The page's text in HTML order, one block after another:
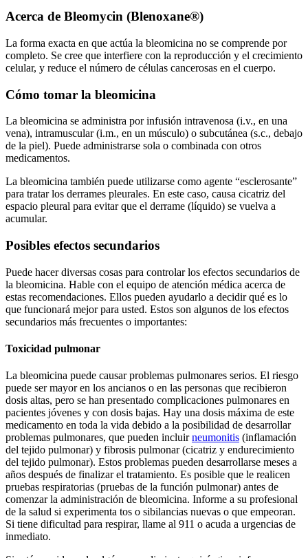
Acerca de Bleomycin (Blenoxane®)
La forma exacta en que actúa la bleomicina no se comprende por
completo. Se cree que interfiere con la reproducción y el crecimiento
celular, y reduce el número de células cancerosas en el cuerpo.
Cómo tomar la bleomicina
La bleomicina se administra por infusión intravenosa (i.v., en una
vena), intramuscular (i.m., en un músculo) o subcutánea (s.c., debajo
de la piel). Puede administrarse sola o combinada con otros
medicamentos.
La bleomicina también puede utilizarse como agente “esclerosante”
para tratar los derrames pleurales. En este caso, causa cicatriz del
espacio pleural para evitar que el derrame (líquido) se vuelva a
acumular.
Posibles efectos secundarios
Puede hacer diversas cosas para controlar los efectos secundarios de
la bleomicina. Hable con el equipo de atención médica acerca de
estas recomendaciones. Ellos pueden ayudarlo a decidir qué es lo
que funcionará mejor para usted. Estos son algunos de los efectos
secundarios más frecuentes o importantes:
Toxicidad pulmonar
La bleomicina puede causar problemas pulmonares serios. El riesgo
puede ser mayor en los ancianos o en las personas que recibieron
dosis altas, pero se han presentado complicaciones pulmonares en
pacientes jóvenes y con dosis bajas. Hay una dosis máxima de este
medicamento en toda la vida debido a la posibilidad de desarrollar
problemas pulmonares, que pueden incluirneumonitis (inflamación
del tejido pulmonar) y fibrosis pulmonar (cicatriz y endurecimiento
del tejido pulmonar). Estos problemas pueden desarrollarse meses a
años después de finalizar el tratamiento. Es posible que le realicen
pruebas respiratorias (pruebas de la función pulmonar) antes de
comenzar la administración de bleomicina. Informe a su profesional
de la salud si experimenta tos o sibilancias nuevas o que empeoran.
Si tiene dificultad para respirar, llame al 911 o acuda a urgencias de
inmediato.